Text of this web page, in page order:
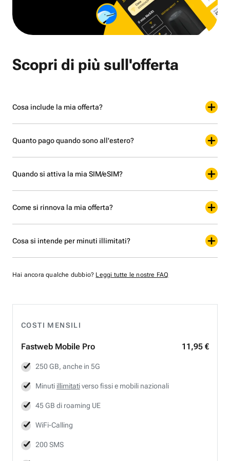
COSTI MENSILI
Fastweb Mobile Pro 11,95 €
250 GB, anche in 5G
Minuti illimitativerso fissi e mobili nazionali
45 GB di roaming UE
WiFi-Calling
200 SMS
Scopri di più sull'offerta
Cosa include la mia offerta?
Quanto pago quando sono all'estero?
Quando si attiva la mia SIM/eSIM?
Come si rinnova la mia offerta?
Cosa si intende per minuti illimitati?
Hai ancora qualche dubbio? Leggi tutte le nostre FAQ